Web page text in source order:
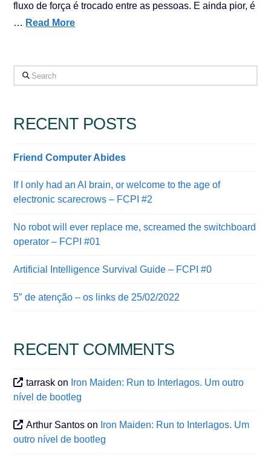
fluxo de força é trocado entre as pessoas. E ainda pior, é
… Read More
Search
RECENT POSTS
Friend Computer Abides
If I only had an AI brain, or welcome to the age of
electronic scarecrows – FCPI #2
No robot will ever replace me, screamed the switchboard
operator – FCPI #01
Artificial Intelligence Survival Guide – FCPI #0
5″ de atenção – os links de 25/02/2022
RECENT COMMENTS
tarrask on Iron Maiden: Run to Interlagos. Um outro
nível de bootleg
Arthur Santos on Iron Maiden: Run to Interlagos. Um
outro nível de bootleg